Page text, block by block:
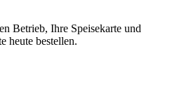
Betrieb, Ihre Speisekarte und
heute bestellen.